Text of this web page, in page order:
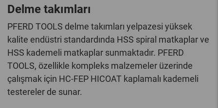
Delme takımları
PFERD TOOLS delme takımları yelpazesi yüksek
kalite endüstri standardında HSS spiral matkaplar ve
HSS kademeli matkaplar sunmaktadır. PFERD
TOOLS, özellikle kompleks malzemeler üzerinde
çalışmak için HC-FEP HICOAT kaplamalı kademeli
testereler de sunar.